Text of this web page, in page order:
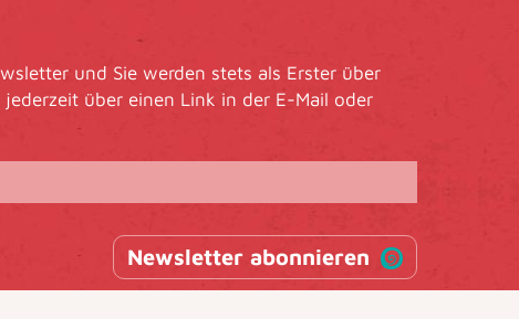
und Sie werden stets als Erster über
über einen Link in der E-Mail oder
Newsletter abonnieren